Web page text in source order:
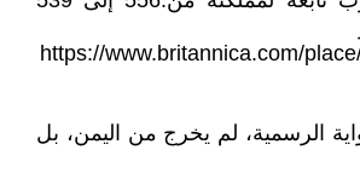
https://www.britannica.com/
الرسمية، لم يخرج من اليمن، بل